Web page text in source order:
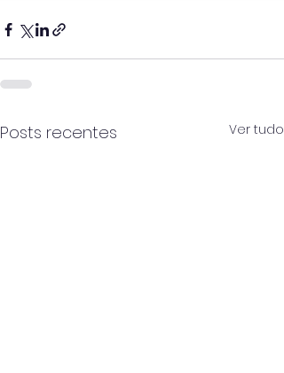
Posts recentes Ver tudo